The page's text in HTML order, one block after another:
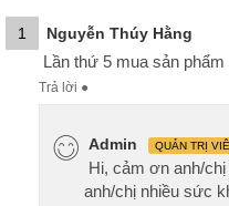
1 Nguyễn Thúy Hằng
Lần thứ 5 mua sản phẩm
Trả lời ●
Admin QUẢN TRỊ
Hi, cảm ơn anh/
anh/chị nhiều sức